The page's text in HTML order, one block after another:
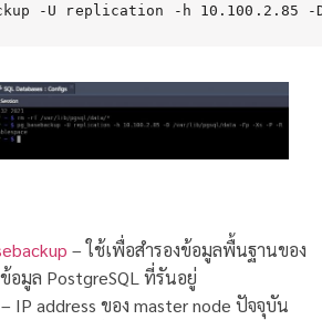
-U replication -h
– ใช้เพื่อสำรองข้อมูลพื้นฐานของ
อมูล PostgreSQL ที่รันอยู่
IP address ของ master node ปัจจุบัน